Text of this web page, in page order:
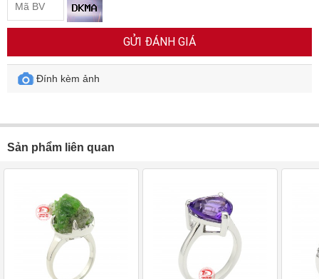
GỬI ĐÁNH GIÁ
Đính kèm ảnh
Sản phẩm liên quan